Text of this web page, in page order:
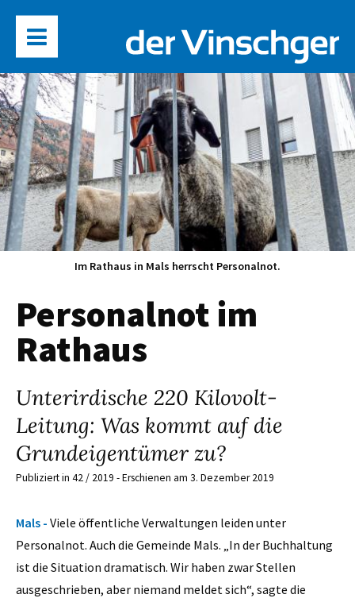
Im Rathaus in Mals herrscht Personalnot.
Personalnot im
Rathaus
Unterirdische 220 Kilovolt-
Leitung: Was kommt auf die
Grundeigentümer zu?
Publiziert in 42 / 2019 - Erschienen am 3. Dezember 2019
Mals - Viele öffentliche Verwaltungen leiden unter
Personalnot. Auch die Gemeinde Mals. „In der Buchhaltung
ist die Situation dramatisch. Wir haben zwar Stellen
ausgeschrieben, aber niemand meldet sich“, sagte die